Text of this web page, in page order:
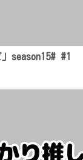
「STU48 イ申テレビ」season15# #1